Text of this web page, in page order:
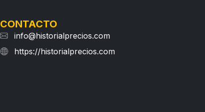
CONTACTO
info@historialprecios.com
https://historialprecios.com